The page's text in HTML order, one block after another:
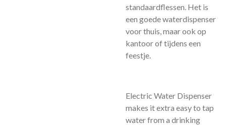
standaardflessen. Het is
een goede waterdispenser
voor thuis, maar ook op
kantoor of tijdens een
feestje.
Electric Water Dispenser
makes it extra easy to tap
water from a drinking